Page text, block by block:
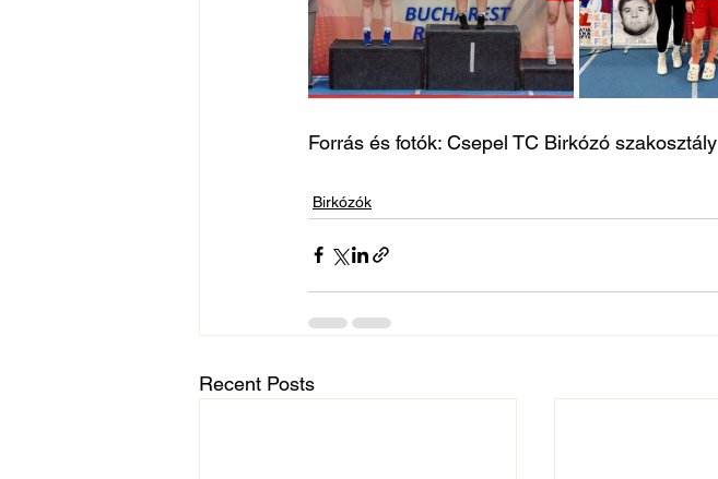
Forrás és fotók: Csepel TC Birkózó szakosztály
Birkózók
Recent Posts